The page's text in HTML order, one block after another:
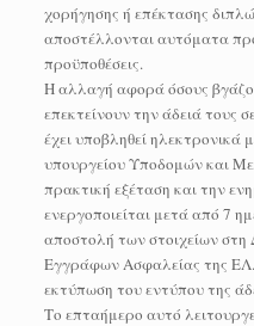
χορήγησης ή επέκτασης
αποστέλλονται αυτόματα
προϋποθέσεις.
Η αλλαγή αφορά όσους
επεκτείνουν την άδειά τους
έχει υποβληθεί ηλεκτρονικά
υπουργείου Υποδομών και
πρακτική εξέταση και την
ενεργοποιείται μετά από 7
αποστολή των στοιχείων στη
Εγγράφων Ασφαλείας της
εκτύπωση του εντύπου της
Το επταήμερο αυτό